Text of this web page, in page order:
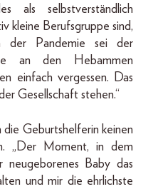
als selbstverständlich
kleine Berufsgruppe sind,
der Pandemie sei der
an den Hebammen
einfach vergessen. Das
Gesellschaft stehen.“
Geburtshelferin keinen
„Der Moment, in dem
neugeborenes Baby das
und mir die ehrlichste